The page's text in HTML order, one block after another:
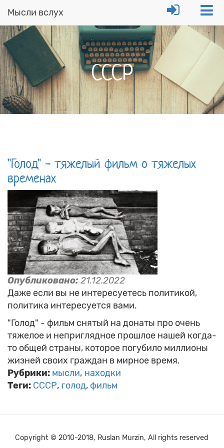
Перейти
к
основному
содержанию
Мысли вслух
СССР
"Голод" - тяжелый фильм о тяжелых
временах
Опубликовано: 21.12.2022
Даже если вы не интересуетесь политикой,
политика интересуется вами.
"Голод" - фильм снятый на донаты про очень
тяжелое и неприглядное прошлое нашей когда-
то общей страны, которое погубило миллионы
жизней своих граждан в мирное время.
Рубрики: мысли находки
Теги: СССР голод фильм
Copyright © 2010-2018, Ruslan Murzin, All rights reserved